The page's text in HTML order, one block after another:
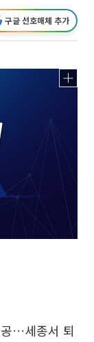
구글 선호매체 추가
…세종서 퇴